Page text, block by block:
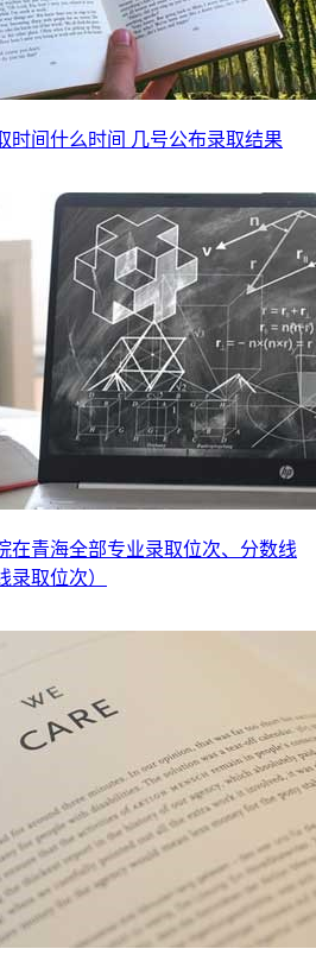
时间什么时间 几号公布录取结果
在青海全部专业录取位次、分数线
录取位次）